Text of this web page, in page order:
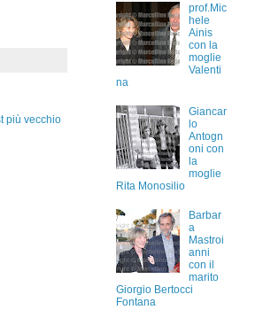
più vecchio
prof.Mic
hele
Ainis
con la
moglie
Valenti
na
Giancar
lo
Antogn
oni con
la
moglie
Rita Monosilio
Barbar
a
Mastroi
anni
con il
marito
Giorgio Bertocci
Fontana